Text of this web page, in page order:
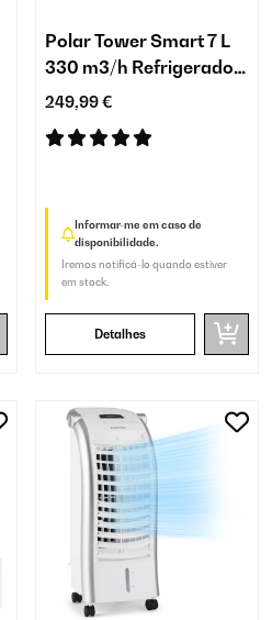
Polar Tower Smart 7 L
330 m3/h Refrigerador
de ar Branco
249,99 €
Informar-me em caso de
disponibilidade.
Iremos notificá-lo quando estiver
em stock.
Detalhes